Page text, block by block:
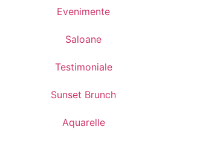
Evenimente
Saloane
Testimoniale
Sunset Brunch
Aquarelle